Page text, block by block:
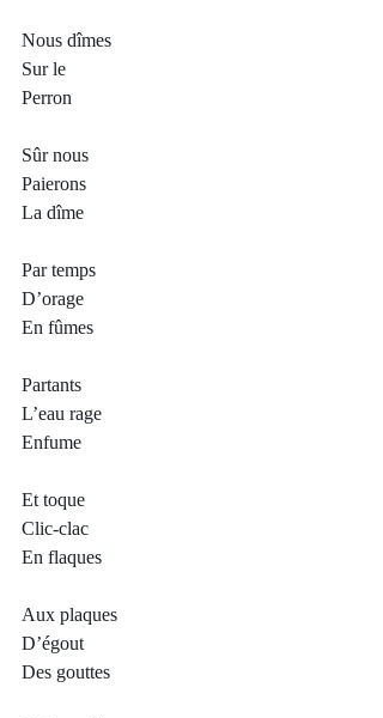
Nous dîmes
Sur le
Perron
Sûr nous
Paierons
La dîme
Par temps
D’orage
En fûmes
Partants
L’eau rage
Enfume
Et toque
Clic-clac
En flaques
Aux plaques
D’égout
Des gouttes